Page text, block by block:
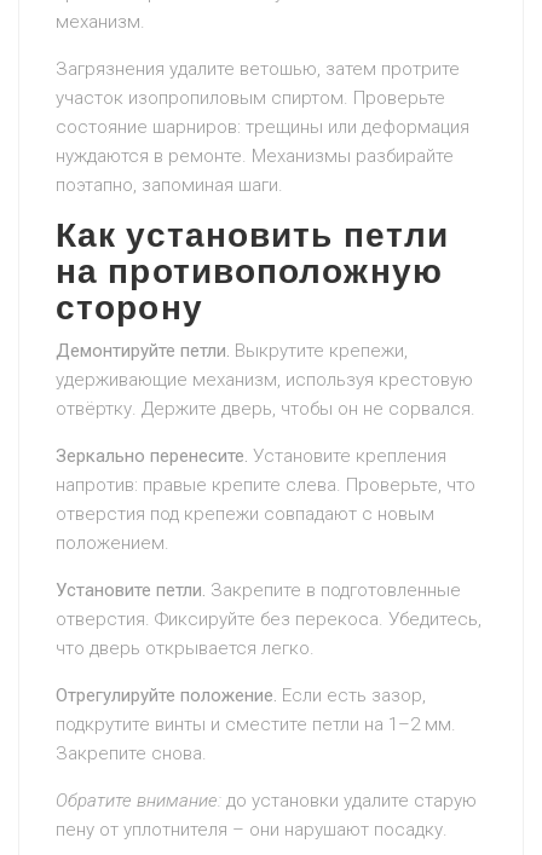
механизм.
Загрязнения удалите ветошью, затем протрите
участок изопропиловым спиртом. Проверьте
состояние шарниров: трещины или деформация
нуждаются в ремонте. Механизмы разбирайте
поэтапно, запоминая шаги.
Как установить петли
на противоположную
сторону
Демонтируйте петли. Выкрутите крепежи,
удерживающие механизм, используя крестовую
отвёртку. Держите дверь, чтобы он не сорвался.
Зеркально перенесите. Установите крепления
напротив: правые крепите слева. Проверьте, что
отверстия под крепежи совпадают с новым
положением.
Установите петли. Закрепите в подготовленные
отверстия. Фиксируйте без перекоса. Убедитесь,
что дверь открывается легко.
Отрегулируйте положение. Если есть зазор,
подкрутите винты и сместите петли на 1–2 мм.
Закрепите снова.
Обратите внимание: до установки удалите старую
пену от уплотнителя – они нарушают посадку.